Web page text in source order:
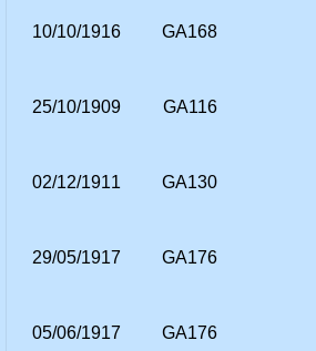
GA168
10/10/1916
GA116
25/10/1909
GA130
02/12/1911
GA176
29/05/1917
GA176
05/06/1917